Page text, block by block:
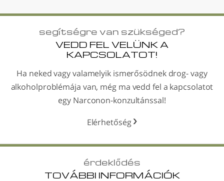
segítségre van szükséged?
VEDD FEL VELÜNK A
KAPCSOLATOT!
Ha neked vagy valamelyik ismerősödnek drog- vagy
alkohol­problémája van, még ma vedd fel a kapcsolatot
egy Narconon-konzultánssal!
Elérhetőség
érdeklődés
TOVÁBBI INFORMÁCIÓK